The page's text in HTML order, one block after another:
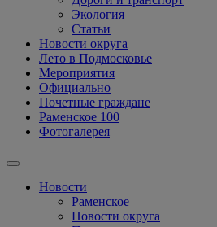
Экология
Статьи
Новости округа
Лето в Подмосковье
Мероприятия
Официально
Почетные граждане
Раменское 100
Фотогалерея
Новости
Раменское
Новости округа